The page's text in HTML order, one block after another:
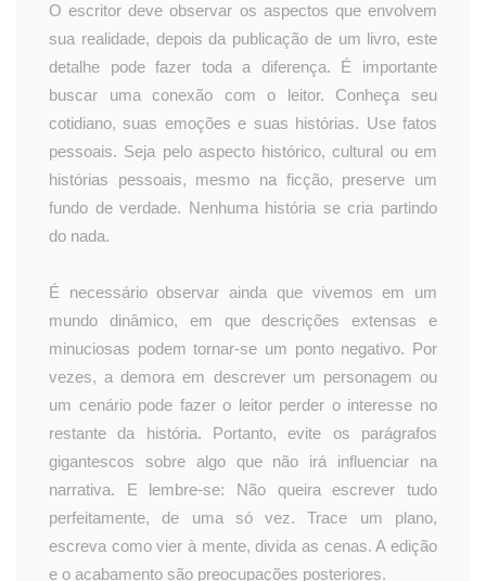
O escritor deve observar os aspectos que envolvem
sua realidade, depois da publicação de um livro, este
detalhe pode fazer toda a diferença. É importante
buscar uma conexão com o leitor. Conheça seu
cotidiano, suas emoções e suas histórias. Use fatos
pessoais. Seja pelo aspecto histórico, cultural ou em
histórias pessoais, mesmo na ficção, preserve um
fundo de verdade. Nenhuma história se cria partindo
do nada.
É necessário observar ainda que vivemos em um
mundo dinâmico, em que descrições extensas e
minuciosas podem tornar-se um ponto negativo. Por
vezes, a demora em descrever um personagem ou
um cenário pode fazer o leitor perder o interesse no
restante da história. Portanto, evite os parágrafos
gigantescos sobre algo que não irá influenciar na
narrativa. E lembre-se: Não queira escrever tudo
perfeitamente, de uma só vez. Trace um plano,
escreva como vier à mente, divida as cenas. A edição
e o acabamento são preocupações posteriores.